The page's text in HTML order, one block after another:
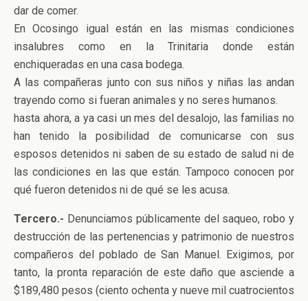
dar de comer.
En Ocosingo igual están en las mismas condiciones
insalubres como en la Trinitaria donde están
enchiqueradas en una casa bodega.
A las compañeras junto con sus niños y niñas las andan
trayendo como si fueran animales y no seres humanos.
hasta ahora, a ya casi un mes del desalojo, las familias no
han tenido la posibilidad de comunicarse con sus
esposos detenidos ni saben de su estado de salud ni de
las condiciones en las que están. Tampoco conocen por
qué fueron detenidos ni de qué se les acusa.
Tercero.- Denunciamos públicamente del saqueo, robo y
destrucción de las pertenencias y patrimonio de nuestros
compañeros del poblado de San Manuel. Exigimos, por
tanto, la pronta reparación de este daño que asciende a
$189,480 pesos (ciento ochenta y nueve mil cuatrocientos